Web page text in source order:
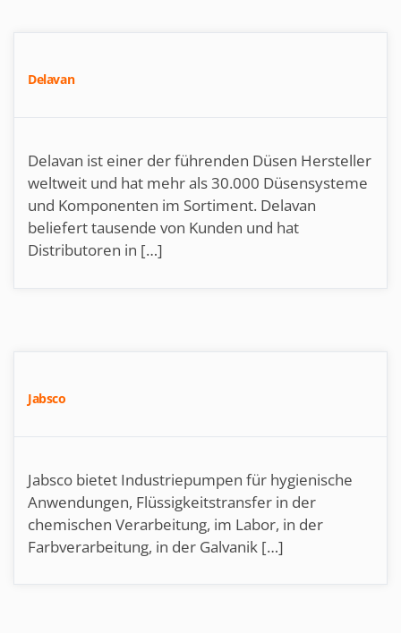
Delavan
Delavan ist einer der führenden Düsen Hersteller
weltweit und hat mehr als 30.000 Düsensysteme
und Komponenten im Sortiment. Delavan
beliefert tausende von Kunden und hat
Distributoren in […]
Jabsco
Jabsco bietet Industriepumpen für hygienische
Anwendungen, Flüssigkeitstransfer in der
chemischen Verarbeitung, im Labor, in der
Farbverarbeitung, in der Galvanik […]